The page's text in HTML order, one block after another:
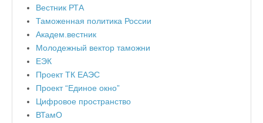
Вестник РТА
Таможенная политика России
Академ.вестник
Молодежный вектор таможни
ЕЭК
Проект ТК ЕАЭС
Проект “Единое окно”
Цифровое пространство
ВТамО